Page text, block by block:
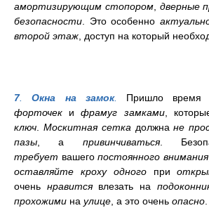
амортизирующим стопором, дверные
безопасности. Это особенно
второй этаж, доступ на который
7. Окна на замок. Пришло время
форточек ифрамуг замками,
ключ. Москитная сеткадолжнане
пазы, а привинчиваться.
требует вашегопостоянного внимания
оставляйте кроху одногопри
очень нравится влезать на
прохожими на улице, а это очень опасно.